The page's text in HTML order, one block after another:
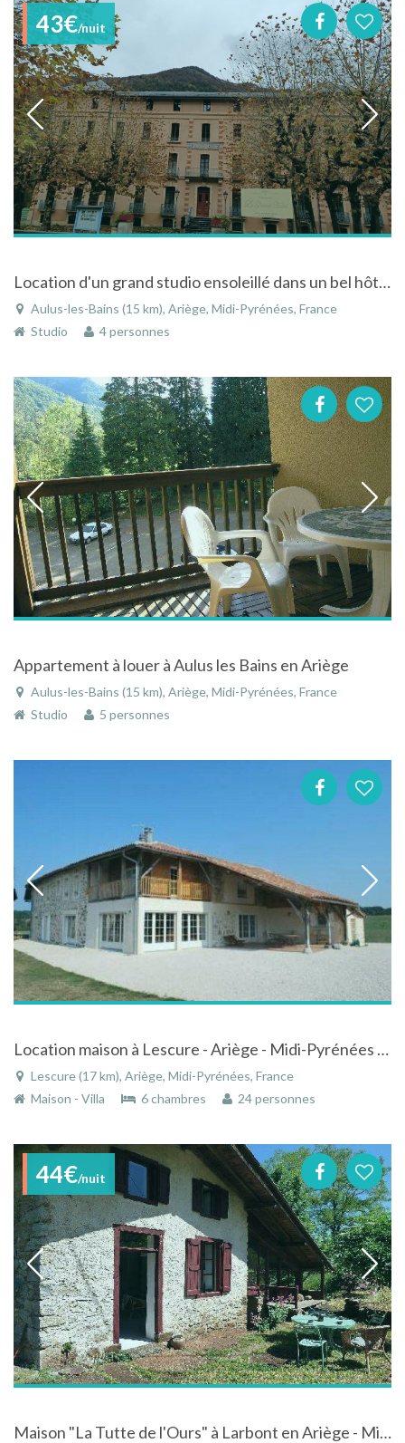
43€/nuit
Location d'un grand studio ensoleillé dans un bel hôtel du XIXème siècle
Aulus-les-Bains (15 km), Ariège, Midi-Pyrénées, France
Studio
4 personnes
Appartement à louer à Aulus les Bains en Ariège
Aulus-les-Bains (15 km), Ariège, Midi-Pyrénées, France
Studio
5 personnes
Location maison à Lescure - Ariège - Midi-Pyrénées à la montagne avec piscine
Lescure (17 km), Ariège, Midi-Pyrénées, France
Maison - Villa
6 chambres 24 personnes
44€/nuit
Maison "La Tutte de l'Ours" à Larbont en Ariège - Midi-Pyrénées en pleine nature